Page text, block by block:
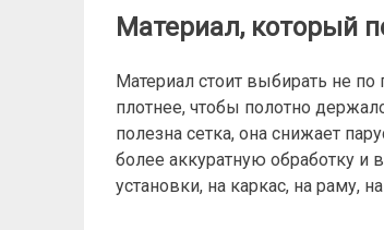
Материал, который
Материал стоит выбирать не
плотнее, чтобы полотно
полезна сетка, она снижает
более аккуратную обработку
установки, на каркас, на раму,